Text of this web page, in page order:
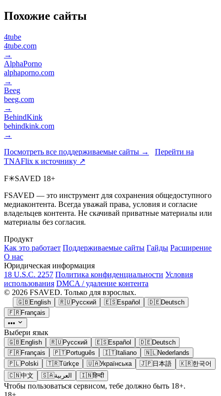
Похожие сайты
4tube
4tube.com
→
AlphaPorno
alphaporno.com
→
Beeg
beeg.com
→
BehindKink
behindkink.com
→
Посмотреть все поддерживаемые сайты →
Перейти на
TNAFlix к источнику ↗
F✳SAVED 18+
FSAVED — это инструмент для сохранения общедоступного
медиаконтента. Всегда уважай права, условия и согласие
владельцев контента. Не скачивай приватные материалы или
материалы без согласия.
Продукт
Как это работает Поддерживаемые сайты Гайды Расширение
О нас
Юридическая информация
18 U.S.C. 2257 Политика конфиденциальности Условия
использования DMCA / удаление контента
© 2026 FSAVED. Только для взрослых.
🇬🇧English 🇷🇺Русский 🇪🇸Español 🇩🇪Deutsch
🇫🇷Français
•••
Выбери язык
🇬🇧English 🇷🇺Русский 🇪🇸Español 🇩🇪Deutsch
🇫🇷Français 🇵🇹Português 🇮🇹Italiano 🇳🇱Nederlands
🇵🇱Polski 🇹🇷Türkçe 🇺🇦Українська 🇯🇵日本語 🇰🇷한국어
🇨🇳中文 🇸🇦العربية 🇮🇳हिन्दी
Чтобы пользоваться сервисом, тебе должно быть 18+.